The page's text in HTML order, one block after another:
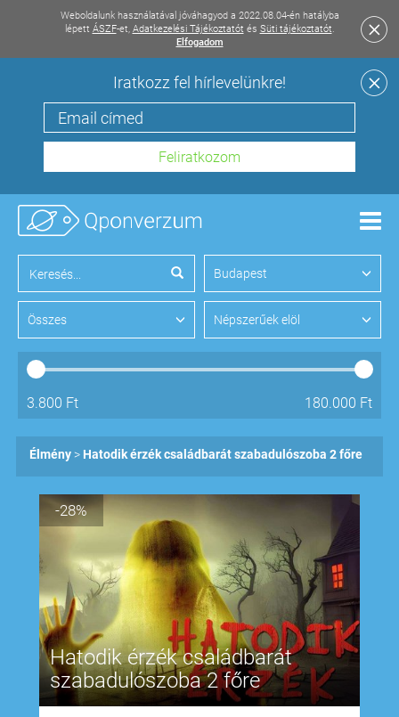
Weboldalunk használatával jóváhagyod a 2022.08.04-én hatályba
lépett ÁSZF-et, Adatkezelési Tájékoztatót és Süti tájékoztatót.
Elfogadom
Iratkozz fel hírlevelünkre!
Budapest
Összes Népszerűek elöl
3.800 Ft 180.000 Ft
Élmény Hatodik érzék családbarát szabadulószoba 2 főre
-28%
Hatodik érzék családbarát
szabadulószoba 2 főre